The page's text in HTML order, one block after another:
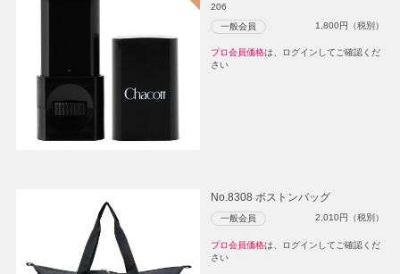
206
一般会員 1,800円（税別）
プロ会員価格は、ログインしてご確認くだ
さい
No.8308 ボストンバッグ
一般会員 2,010円（税別）
プロ会員価格は、ログインしてご確認くだ
さい